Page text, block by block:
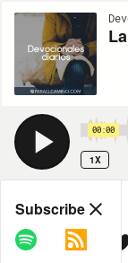
00:00
1X
Share
COPY LINK
Subscribe